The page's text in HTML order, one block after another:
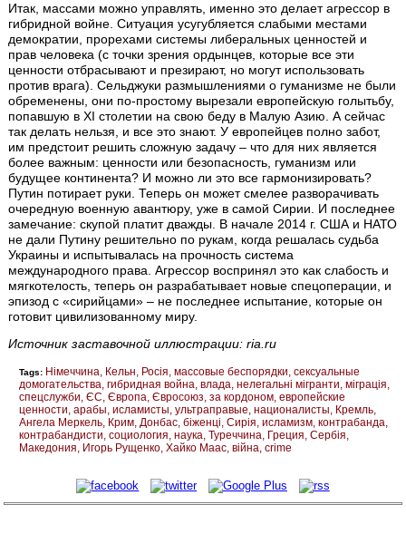
Итак, массами можно управлять, именно это делает агрессор в
гибридной войне. Ситуация усугубляется слабыми местами
демократии, прорехами системы либеральных ценностей и
прав человека (с точки зрения ордынцев, которые все эти
ценности отбрасывают и презирают, но могут использовать
против врага). Сельджуки размышлениями о гуманизме не были
обременены, они по-простому вырезали европейскую голытьбу,
попавшую в ХI столетии на свою беду в Малую Азию. А сейчас
так делать нельзя, и все это знают. У европейцев полно забот,
им предстоит решить сложную задачу – что для них является
более важным: ценности или безопасность, гуманизм или
будущее континента? И можно ли это все гармонизировать?
Путин потирает руки. Теперь он может смелее разворачивать
очередную военную авантюру, уже в самой Сирии. И последнее
замечание: скупой платит дважды. В начале 2014 г. США и НАТО
не дали Путину решительно по рукам, когда решалась судьба
Украины и испытывалась на прочность система
международного права. Агрессор воспринял это как слабость и
мягкотелость, теперь он разрабатывает новые спецоперации, и
эпизод с «сирийцами» – не последнее испытание, которые он
готовит цивилизованному миру.
Источник заставочной иллюстрации: ria.ru
Tags: Німеччина Кельн Росія массовые беспорядки сексуальные
домогательства гибридная война влада нелегальні мігранти міграція
спецслужби ЄС Європа Євросоюз за кордоном европейские
ценности арабы исламисты ультраправые националисты
Кремль
Ангела Меркель Крим Донбас біженці Сирія исламизм контрабанда
контрабандисти социология наука Туреччина Греция Сербія
Македония
Игорь Рущенко Хайко Маас війна crime